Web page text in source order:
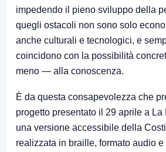
impedendo il pieno sviluppo della
quegli ostacoli non sono solo
anche culturali e tecnologici, e
coincidono con la possibilità
meno — alla conoscenza.
È da questa consapevolezza che
progetto presentato il 29 aprile a La
una versione accessibile della
realizzata in braille, formato audio